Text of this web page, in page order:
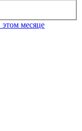
этом месяце